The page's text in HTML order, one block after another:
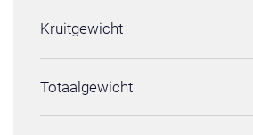
Kruitgewicht
Totaalgewicht